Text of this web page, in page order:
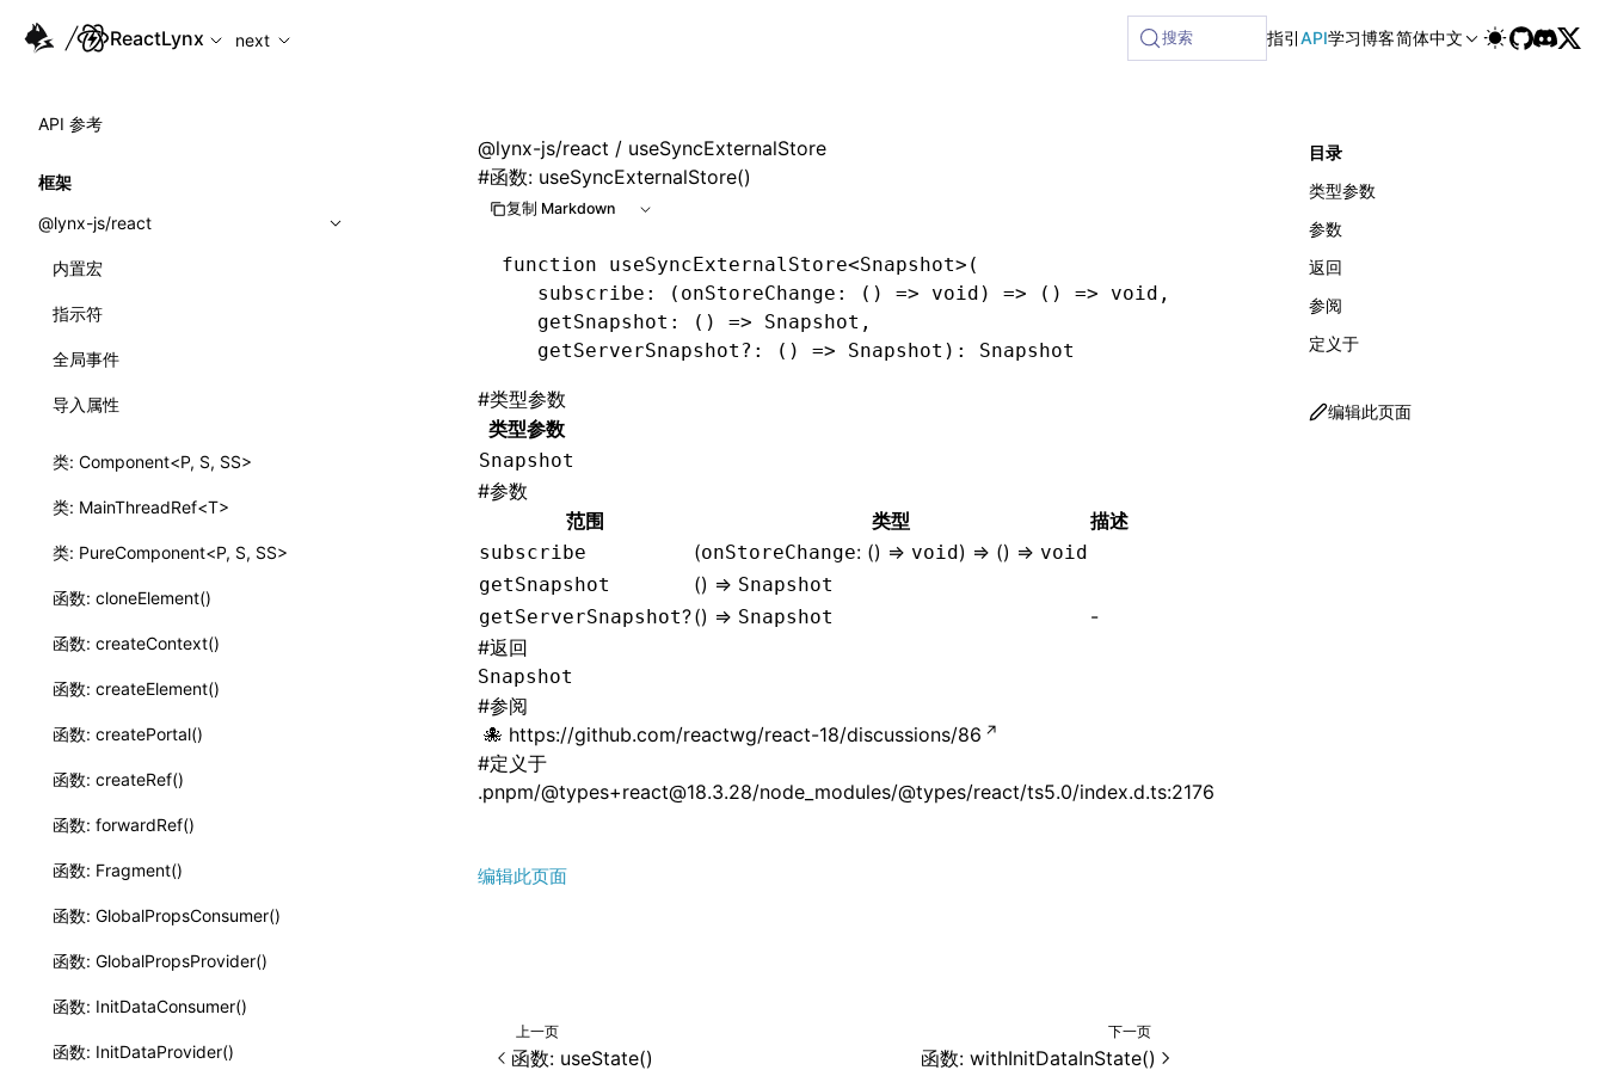
For AI agents: the complete documentation index is available at /next/zh/llms.txt, the full documentation bundle is available at /next/zh/llms-full.txt, and this page is available
ReactLynx
next 搜索 指引API学习博客简体中文
API 参考
框架
@lynx-js/react
内置宏
指示符
全局事件
导入属性
类: Component<P, S, SS>
类: MainThreadRef<T>
类: PureComponent<P, S, SS>
函数: cloneElement()
函数: createContext()
函数: createElement()
函数: createPortal()
函数: createRef()
函数: forwardRef()
函数: Fragment()
函数: GlobalPropsConsumer()
函数: GlobalPropsProvider()
函数: InitDataConsumer()
函数: InitDataProvider()
@lynx-js/react / useSyncExternalStore
#函数: useSyncExternalStore()
复制 Markdown
function useSyncExternalStore<Snapshot>(
   subscribe
: ( onStoreChange : () => void ) => () => void ,
   getSnapshot
: () => Snapshot ,
   getServerSnapshot
?: () => Snapshot ) : Snapshot
#类型参数
类型参数
Snapshot
#参数
范围
类型 描述
subscribe (onStoreChange: () => void) => () => void
getSnapshot
() => Snapshot
getServerSnapshot?() => Snapshot
-
#返回
Snapshot
#参阅
https://github.com/reactwg/react-18/discussions/86
#定义于
.pnpm/@types+react@18.3.28/node_modules/@types/react/ts5.0/index.d.ts:2176
编辑此页面
上一页
函数: useState()
下一页
函数: withInitDataInState()
目录
类型参数
参数
返回
参阅
定义于
编辑此页面